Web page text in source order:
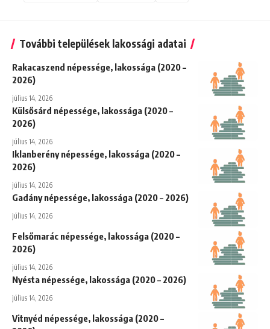
További települések lakossági adatai
Rakacaszend népessége, lakossága (2020 –
2026)
július 14, 2026
Külsősárd népessége, lakossága (2020 –
2026)
július 14, 2026
Iklanberény népessége, lakossága (2020 –
2026)
július 14, 2026
Gadány népessége, lakossága (2020 – 2026)
július 14, 2026
Felsőmarác népessége, lakossága (2020 –
2026)
július 14, 2026
Nyésta népessége, lakossága (2020 – 2026)
július 14, 2026
Vitnyéd népessége, lakossága (2020 –